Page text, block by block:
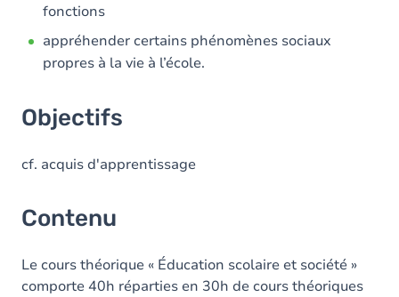
fonctions
appréhender certains phénomènes sociaux
propres à la vie à l’école.
Objectifs
cf. acquis d'apprentissage
Contenu
Le cours théorique « Éducation scolaire et société »
comporte 40h réparties en 30h de cours théoriques